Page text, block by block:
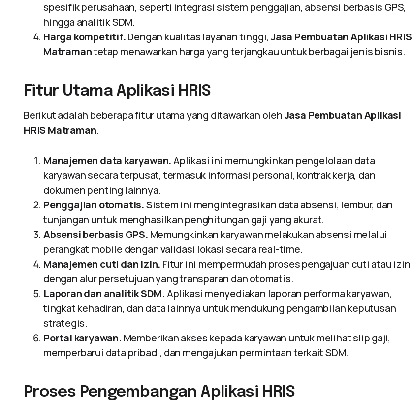
spesifik perusahaan, seperti integrasi sistem penggajian, absensi berbasis GPS,
hingga analitik SDM.
Harga kompetitif.Dengan kualitas layanan tinggi,Jasa Pembuatan Aplikasi HRIS
Matramantetap menawarkan harga yang terjangkau untuk berbagai jenis bisnis.
Fitur Utama Aplikasi HRIS
Berikut adalah beberapa fitur utama yang ditawarkan olehJasa Pembuatan Aplikasi
HRIS Matraman.
Manajemen data karyawan.Aplikasi ini memungkinkan pengelolaan data
karyawan secara terpusat, termasuk informasi personal, kontrak kerja, dan
dokumen penting lainnya.
Penggajian otomatis.Sistem ini mengintegrasikan data absensi, lembur, dan
tunjangan untuk menghasilkan penghitungan gaji yang akurat.
Absensi berbasis GPS. Memungkinkan karyawan melakukan absensi melalui
perangkat mobile dengan validasi lokasi secara real-time.
Manajemen cuti dan izin. Fitur ini mempermudah proses pengajuan cuti atau izin
dengan alur persetujuan yang transparan dan otomatis.
Laporan dan analitik SDM.Aplikasi menyediakan laporan performa karyawan,
tingkat kehadiran, dan data lainnya untuk mendukung pengambilan keputusan
strategis.
Portal karyawan. Memberikan akses kepada karyawan untuk melihat slip gaji,
memperbarui data pribadi, dan mengajukan permintaan terkait SDM.
Proses Pengembangan Aplikasi HRIS